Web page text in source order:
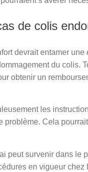
de colis
devrait entamer
du colis.
obtenir un
les
problème. Cela
peut survenir dans
en vigueur chez